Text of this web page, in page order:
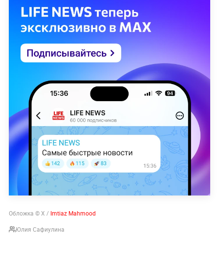
Обложка © Х / Imtiaz Mahmood
Юлия Сафиулина